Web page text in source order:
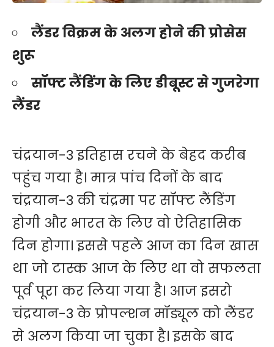
लैंडर विक्रम के अलग होने की प्रोसेस
शुरू
सॉफ्ट लैंडिंग के लिए डीबूस्ट से गुजरेगा
लैंडर
चंद्रयान-3 इतिहास रचने के बेहद करीब
पहुंच गया है। मात्र पांच दिनों के बाद
चंद्रयान-3 की चंद्रमा पर सॉफ्ट लैंडिंग
होगी और भारत के लिए वो ऐतिहासिक
दिन होगा। इससे पहले आज का दिन खास
था जो टास्क आज के लिए था वो सफलता
पूर्व पूरा कर लिया गया है। आज इसरो
चंद्रयान-3 के प्रोपल्शन मॉड्यूल को लैंडर
से अलग किया जा चुका है। इसके बाद